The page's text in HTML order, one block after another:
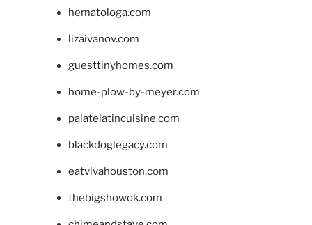
hematologa.com
lizaivanov.com
guesttinyhomes.com
home-plow-by-meyer.com
palatelatincuisine.com
blackdoglegacy.com
eatvivahouston.com
thebigshowok.com